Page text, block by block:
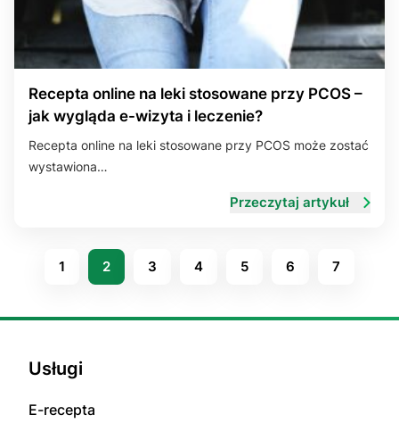
Recepta online na leki stosowane przy PCOS –
jak wygląda e-wizyta i leczenie?
Recepta online na leki stosowane przy PCOS może zostać
wystawiona…
Przeczytaj artykuł
1 2 3 4 5 6 7
Usługi
E-rесерta